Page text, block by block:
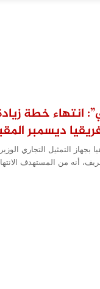
انتهاء خطة
ديسمبر
بجهاز التمثيل التجاري
أنه من المستهدف